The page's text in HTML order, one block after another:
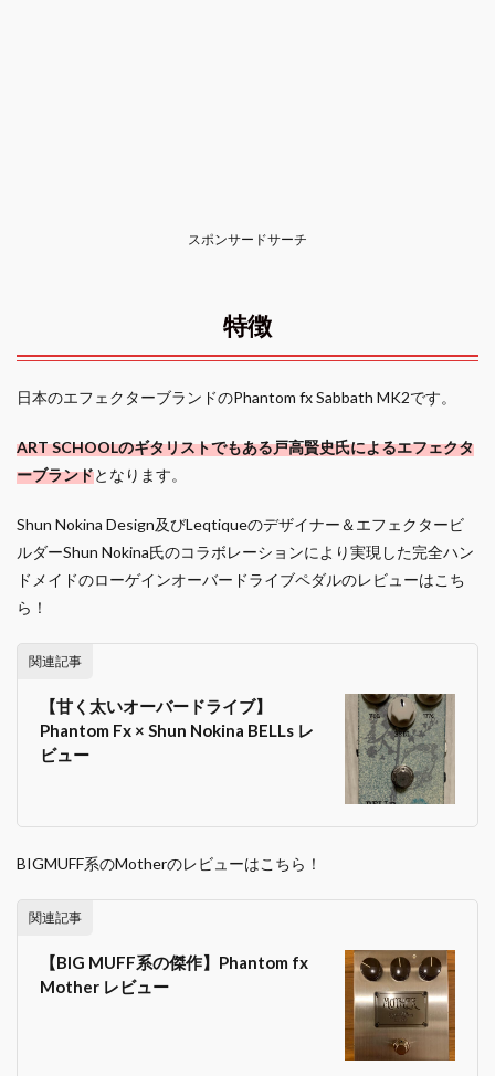
スポンサードサーチ
特徴
日本のエフェクターブランドのPhantom fx Sabbath MK2です。
ART SCHOOLのギタリストでもある戸高賢史氏によるエフェクタ
ーブランドとなります。
Shun Nokina Design及びLeqtiqueのデザイナー＆エフェクタービ
ルダーShun Nokina氏のコラボレーションにより実現した完全ハン
ドメイドのローゲインオーバードライブペダルのレビューはこち
ら！
関連記事
【甘く太いオーバードライブ】
Phantom Fx × Shun Nokina BELLs レ
ビュー
BIGMUFF系のMotherのレビューはこちら！
関連記事
【BIG MUFF系の傑作】Phantom fx
Mother レビュー